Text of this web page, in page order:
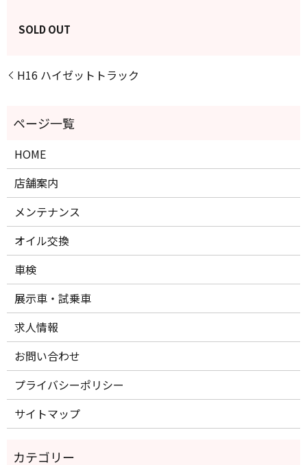
SOLD OUT
H16 ハイゼットトラック
HOME
店舗案内
メンテナンス
オイル交換
車検
展示車・試乗車
求人情報
お問い合わせ
プライバシーポリシー
サイトマップ